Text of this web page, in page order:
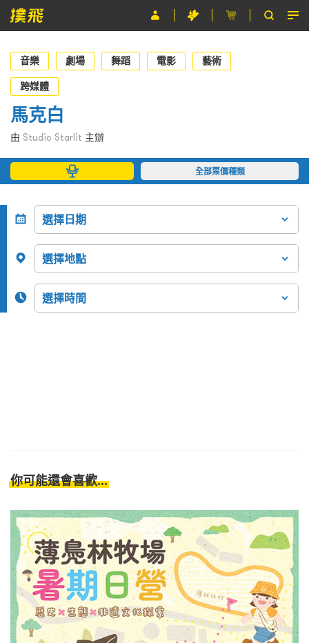
節目
主辦單位
關於撲飛
條款及細則
音樂 劇場 舞蹈 電影 藝術
跨媒體
馬克白
由 Studio Starlit 主辦
全部票價種類
你可能還會喜歡...